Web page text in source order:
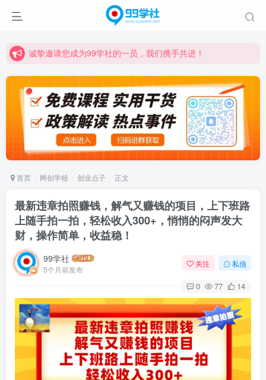
诚挚邀请您成为99学社的一员，我们携手共进！
诚挚邀请您成为99学社的一员，我们携手共进！
学习路上不孤独，99学社与你同行！分享全网优质VIP资源，炒股教程、创业教程、网络营销教程、自媒体短视频教程等，长期更新各大精品创业项目！
首页 网创学校 创业点子 正文
最新违章拍照赚钱，解气又赚钱的项目，上下班路
上随手拍一拍，轻松收入300+，悄悄的闷声发大
财，操作简单，收益稳！
99学社
5个月前发布
关注 私信
0 77 14